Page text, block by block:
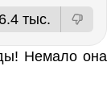
тыс.
Немало она